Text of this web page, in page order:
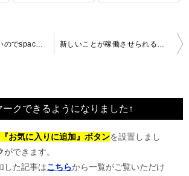
ークできるようになりました↑
『お気に入りに追加』ボタンを設置しまし
ができます。
した記事はこちらから一覧がご覧いただけ